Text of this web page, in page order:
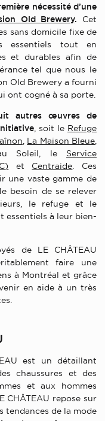
nécessité d’une
Old Brewery. Cet
sans domicile fixe de
essentiels tout en
et durables afin de
tel que nous le
Old Brewery a fourni
ont cogné à sa porte.
autres œuvres de
, soit le Refuge
, La Maison Bleue,
Soleil, le Service
et Centraide. Ces
une vaste gamme de
besoin de se relever
le refuge et le
essentiels à leur bien-
de LE CHÂTEAU
faire une
à Montréal et grâce
en aide à un très
est un détaillant
chaussures et des
et aux hommes
CHÂTEAU repose sur
tendances de la mode